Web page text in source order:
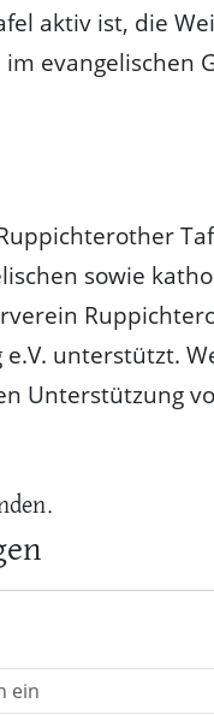
aktiv ist, die
evangelischen
sowie
unterstützt.
Unterstützung